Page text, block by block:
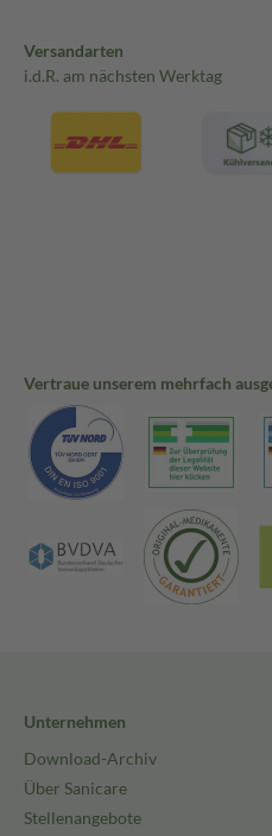
Versandarten
i.d.R. am nächsten Werktag
Vertraue unserem mehrfach
Unternehmen
Download-Archiv
Über Sanicare
Stellenangebote